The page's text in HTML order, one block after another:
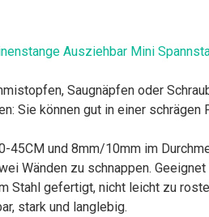
Ausziehbar Mini
Saugnäpfen oder
Sie können gut in einer
und 8mm/10mm im
Wänden zu schnappen.
gefertigt, nicht leicht zu
stark und langlebig.